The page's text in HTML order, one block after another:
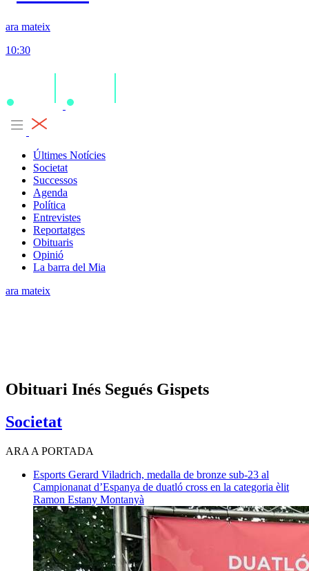
ara mateix
10:30
Últimes Notícies
Societat
Successos
Agenda
Política
Entrevistes
Reportatges
Obituaris
Opinió
La barra del Mia
ara mateix
Obituari Inés Segués Gispets
Societat
ARA A PORTADA
Esports Gerard Viladrich, medalla de bronze sub-23 al
Campionanat d’Espanya de duatló cross en la categoria èlit
Ramon Estany Montanyà